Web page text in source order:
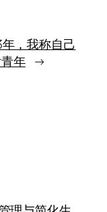
年，我称自己
年 →